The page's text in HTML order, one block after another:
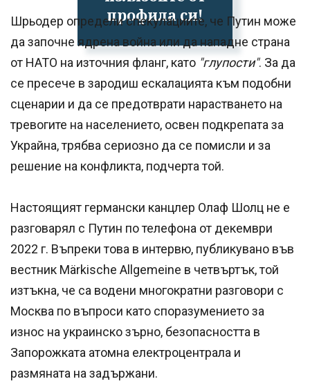
профила си!
Шрьодер определи спекулациите, че Путин може
да започне ядрена война или да нападне страна
от НАТО на източния фланг, като "глупости". За да
се пресече в зародиш ескалацията към подобни
сценарии и да се предотврати нарастването на
тревогите на населението, освен подкрепата за
Украйна, трябва сериозно да се помисли и за
решение на конфликта, подчерта той.
Настоящият германски канцлер Олаф Шолц не е
разговарял с Путин по телефона от декември
2022 г. Въпреки това в интервю, публикувано във
вестник Märkische Allgemeine в четвъртък, той
изтъкна, че са водени многократни разговори с
Москва по въпроси като споразумението за
износ на украинско зърно, безопасността в
Запорожката атомна електроцентрала и
размяната на задържани.